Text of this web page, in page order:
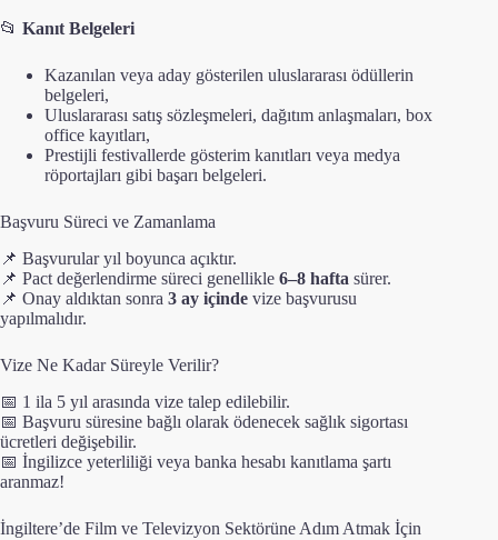
📂 Kanıt Belgeleri
Kazanılan veya aday gösterilen uluslararası ödüllerin
belgeleri,
Uluslararası satış sözleşmeleri, dağıtım anlaşmaları, box
office kayıtları,
Prestijli festivallerde gösterim kanıtları veya medya
röportajları gibi başarı belgeleri.
Başvuru Süreci ve Zamanlama
📌 Başvurular yıl boyunca açıktır.
📌 Pact değerlendirme süreci genellikle 6–8 hafta sürer.
📌 Onay aldıktan sonra 3 ay içinde vize başvurusu
yapılmalıdır.
Vize Ne Kadar Süreyle Verilir?
📅 1 ila 5 yıl arasında vize talep edilebilir.
📅 Başvuru süresine bağlı olarak ödenecek sağlık sigortası
ücretleri değişebilir.
📅 İngilizce yeterliliği veya banka hesabı kanıtlama şartı
aranmaz!
İngiltere’de Film ve Televizyon Sektörüne Adım Atmak İçin